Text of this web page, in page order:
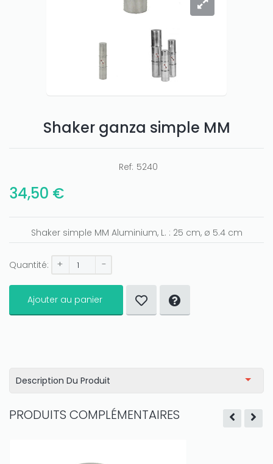
Shaker ganza simple MM
Ref: 5240
34,50 €
Shaker simple MM Aluminium, L. : 25 cm, ø 5.4 cm
Quantité: + -
Ajouter au panier
Description Du Produit
PRODUITS COMPLÉMENTAIRES
if you really want to win a huge
amount on your credits!